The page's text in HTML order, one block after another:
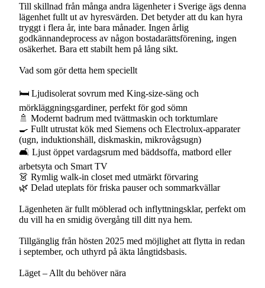
Till skillnad från många andra lägenheter i Sverige ägs denna
lägenhet fullt ut av hyresvärden. Det betyder att du kan hyra
tryggt i flera år, inte bara månader. Ingen årlig
godkännandeprocess av någon bostadarättsförening, ingen
osäkerhet. Bara ett stabilt hem på lång sikt.
Vad som gör detta hem speciellt
🛏 Ljudisolerat sovrum med King-size-säng och
mörkläggningsgardiner, perfekt för god sömn
🚿 Modernt badrum med tvättmaskin och torktumlare
🍳 Fullt utrustat kök med Siemens och Electrolux-apparater
(ugn, induktionshäll, diskmaskin, mikrovågsugn)
🛋 Ljust öppet vardagsrum med bäddsoffa, matbord eller
arbetsyta och Smart TV
👗 Rymlig walk-in closet med utmärkt förvaring
🌿 Delad uteplats för friska pauser och sommarkvällar
Lägenheten är fullt möblerad och inflyttningsklar, perfekt om
du vill ha en smidig övergång till ditt nya hem.
Tillgänglig från hösten 2025 med möjlighet att flytta in redan
i september, och uthyrd på äkta långtidsbasis.
Läget – Allt du behöver nära